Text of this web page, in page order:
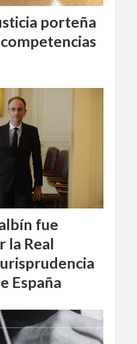
porteña
fue
la Real
España